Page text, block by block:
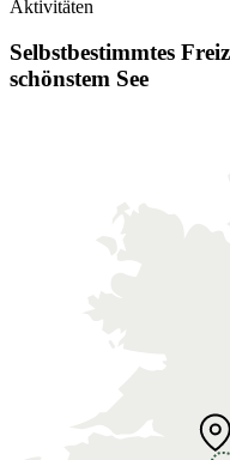
Aktivitäten
Selbstbestimmtes
schönstem See